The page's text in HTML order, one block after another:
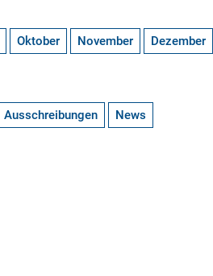
Oktober November Dezember
Ausschreibungen News